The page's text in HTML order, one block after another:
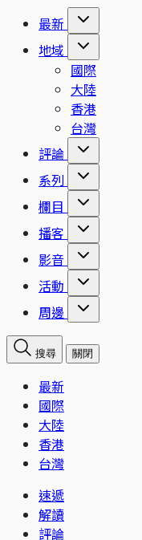
最新
地域
國際
大陸
香港
台灣
評論
系列
欄目
播客
影音
活動
周邊
搜尋 關閉
最新
國際
大陸
香港
台灣
速遞
解讀
評論